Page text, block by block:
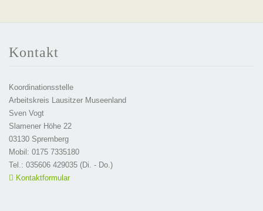
Kontakt
Koordinationsstelle
Arbeitskreis Lausitzer Museenland
Sven Vogt
Slamener Höhe 22
03130 Spremberg
Mobil: 0175 7335180
Tel.: 035606 429035 (Di. - Do.)
Kontaktformular